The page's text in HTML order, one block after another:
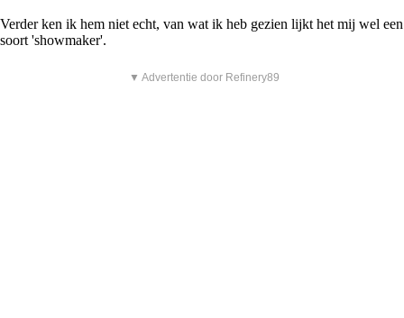
Verder ken ik hem niet echt, van wat ik heb gezien lijkt het mij wel een
soort 'showmaker'.
▼ Advertentie door Refinery89